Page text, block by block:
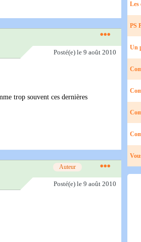
Posté(e) le 9 août 2010
trop souvent ces dernières
Auteur
Posté(e) le 9 août 2010
Les
PS
Un